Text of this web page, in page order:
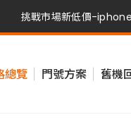
挑戰市場新低價-
挑戰市場新低價-
總覽 門號方案 舊機